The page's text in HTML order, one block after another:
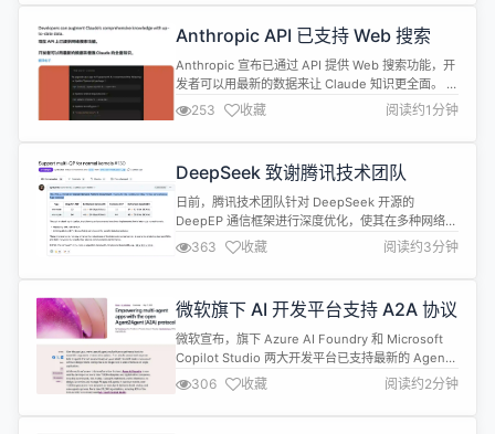
频创作工具。 HunyuanCustom 整体架构如下： 腾
生成、多主体视频生成、单主体视频配音...
Anthropic API 已支持 Web 搜索
Anthropic 宣布已通过 API 提供 Web 搜索功能，开
发者可以用最新的数据来让 Claude 知识更全面。 也
就是说开发者可以通过 AnthropicAPI 让 Claude 访
问最新的网络信息，使得这款 AI 助手能够进行多次
渐进式搜索，从而汇总出包含引用来源的全面回答。
开发者现...
253 收藏 阅读约1分钟
DeepSeek 致谢腾讯技术团队
日前，腾讯技术团队针对 DeepSeek 开源的
DeepEP 通信框架进行深度优化，使其在多种网络环
境下均实现显著性能提升。 DeepEP 是一个为专家
混合（MoE）和专家并行（EP）量身定制的通信
库。它提供高吞吐量和低延迟的全对全 GPU 内核，
精度运算，包括 FP8。 经测试，优化后的通信框架
性能在 R...
363 收藏 阅读约3分钟
微软旗下 AI 开发平台支持 A2A 协议
微软宣布，旗下 Azure AI Foundry 和 Microsoft
Copilot Studio 两大开发平台已支持最新的 Agent
开发协议 A2A，并且还加入了 GitHub 上的 A2A 工
作组，为协议和工具做出贡献。 谷歌在 4 月初发布
的 A2A 允许智能体在不同的云、应用程序和服务之
306 收藏 阅读约2分钟